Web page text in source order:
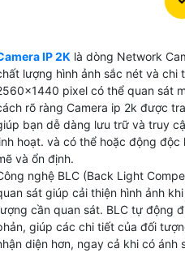
cao , đặc biệt là có thể
trội như giám sát ban
động báo động
gia tăng khả năng giám
doanh nghiệp của bạn
có ánh sáng yếu hoặc
tại. Hãy lựa chọn camera
an ninh và sự bảo vệ
IP 2K là dòng Network
lượng hình ảnh sắc nét và chi
pixel có thể quan sát
rõ ràng Camera ip 2k được
bạn dễ dàng lưu trữ và truy
hoạt. và có thể hoặc động
và ổn định.
nghệ BLC (Back Light
sát giúp cải thiện hình ảnh
cần quan sát. BLC tự động
giúp các chi tiết của đối
diện hơn, ngay cả khi có ánh